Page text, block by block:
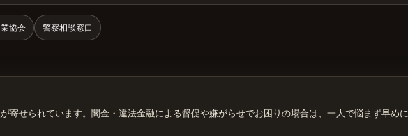
協会 警察相談窓口
寄せられています。闇金・違法金融による督促や嫌がらせでお困りの場合は、一人で悩まず早めに